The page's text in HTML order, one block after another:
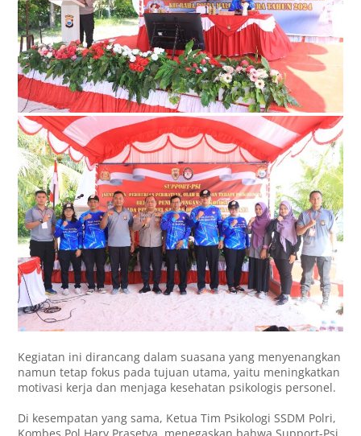
Kegiatan ini dirancang dalam suasana yang menyenangkan
namun tetap fokus pada tujuan utama, yaitu meningkatkan
motivasi kerja dan menjaga kesehatan psikologis personel.
Di kesempatan yang sama, Ketua Tim Psikologi SSDM Polri,
Kombes Pol Hary Prasetya, menegaskan bahwa Support-Psi